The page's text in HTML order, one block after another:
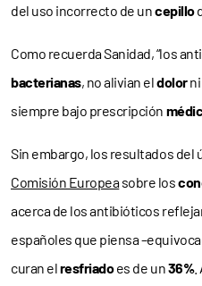
del uso incorrecto de uncepillo
Como recuerda Sanidad, “los
bacterianas, no alivian eldolorni
siempre bajo prescripción
Sin embargo, los resultados del
Comisión Europeasobre los
acerca de los antibióticos
españoles que piensa
curan elresfriadoes de un36%.